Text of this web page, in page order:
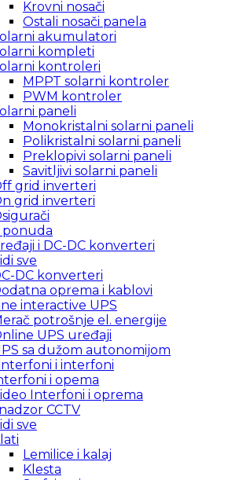
Krovni nosači
Ostali nosači panela
akumulatori
kompleti
kontroleri
MPPT solarni kontroler
PWM kontroler
paneli
Monokristalni solarni paneli
Polikristalni solarni paneli
Preklopivi solarni paneli
Savitljivi solarni paneli
grid inverteri
grid inverteri
i DC-DC konverteri
sve
DC konverteri
oprema i kablovi
interactive UPS
potrošnje el. energije
UPS uređaji
sa dužom autonomijom
i interfoni
i opema
Interfoni i oprema
CCTV
sve
Lemilice i kalaj
Klesta